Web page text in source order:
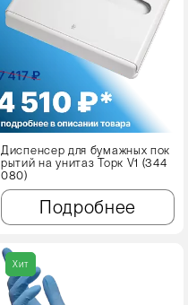
Диспенсер для бумажных пок
рытий на унитаз Торк V1 (344
080)
Подробнее
Хит